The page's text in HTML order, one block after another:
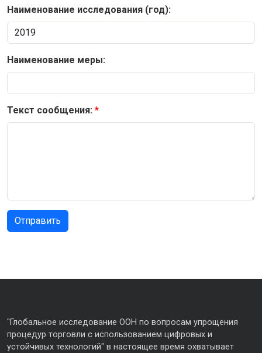
Наименование исследования (год):
Наименование меры:
Текст сообщения:
"Глобальное исследование ООН по вопросам упрощения
процедур торговли с использованием цифровых и
устойчивых технологий" в настоящее время охватывает